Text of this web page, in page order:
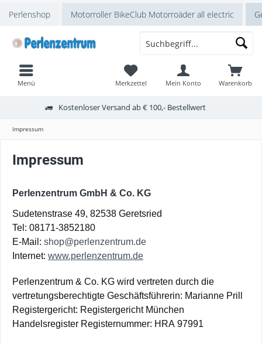
Perlenshop Motorroller BikeClub Motorroäder all electric
Kostenloser Versand ab € 100,- Bestellwert
Warenkorb
Merkzettel Mein Konto
Menü
Impressum
Impressum
Perlenzentrum GmbH & Co. KG
Sudetenstrase 49, 82538 Geretsried
Tel: 08171-3852180
E-Mail: shop@perlenzentrum.de
Internet: www.perlenzentrum.de
Perlenzentrum & Co. KG wird vertreten durch die
vertretungsberechtigte Geschäftsführerin: Marianne Prill
Registergericht: Registergericht München
Handelsregister Registernummer: HRA 97991